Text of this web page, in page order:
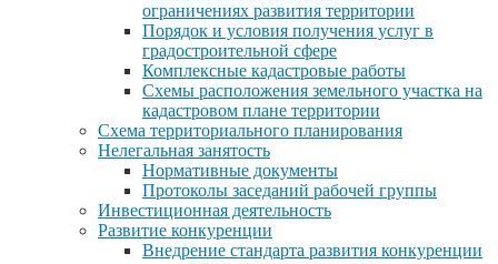
ограничениях развития территории
Порядок и условия получения услуг в
градостроительной сфере
Комплексные кадастровые работы
Схемы расположения земельного участка на
кадастровом плане территории
Схема территориального планирования
Нелегальная занятость
Нормативные документы
Протоколы заседаний рабочей группы
Инвестиционная деятельность
Развитие конкуренции
Внедрение стандарта развития конкуренции